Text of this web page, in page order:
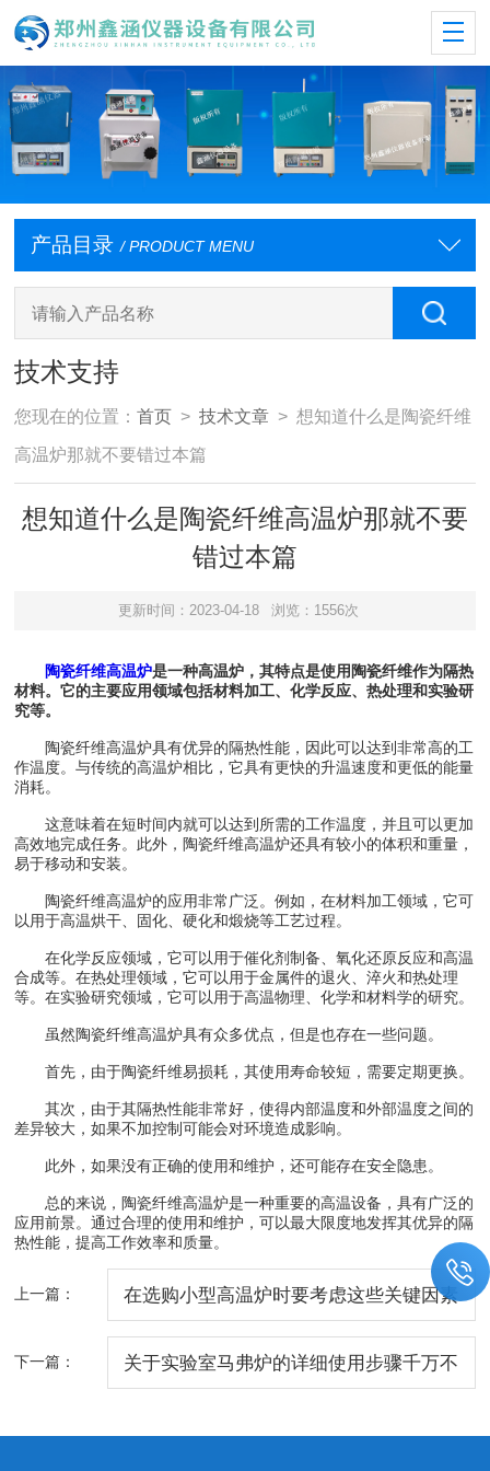
产品目录 / PRODUCT MENU
技术支持
您现在的位置：首页 >技术文章 > 想知道什么是陶瓷纤维
高温炉那就不要错过本篇
想知道什么是陶瓷纤维高温炉那就不要
错过本篇
更新时间：2023-04-18 浏览：1556次
陶瓷纤维高温炉是一种高温炉，其特点是使用陶瓷纤维作为隔热
材料。它的主要应用领域包括材料加工、化学反应、热处理和实验研
究等。
陶瓷纤维高温炉具有优异的隔热性能，因此可以达到非常高的工
作温度。与传统的高温炉相比，它具有更快的升温速度和更低的能量
消耗。
这意味着在短时间内就可以达到所需的工作温度，并且可以更加
高效地完成任务。此外，陶瓷纤维高温炉还具有较小的体积和重量，
易于移动和安装。
陶瓷纤维高温炉的应用非常广泛。例如，在材料加工领域，它可
以用于高温烘干、固化、硬化和煅烧等工艺过程。
在化学反应领域，它可以用于催化剂制备、氧化还原反应和高温
合成等。在热处理领域，它可以用于金属件的退火、淬火和热处理
等。在实验研究领域，它可以用于高温物理、化学和材料学的研究。
虽然陶瓷纤维高温炉具有众多优点，但是也存在一些问题。
首先，由于陶瓷纤维易损耗，其使用寿命较短，需要定期更换。
其次，由于其隔热性能非常好，使得内部温度和外部温度之间的
差异较大，如果不加控制可能会对环境造成影响。
此外，如果没有正确的使用和维护，还可能存在安全隐患。
总的来说，陶瓷纤维高温炉是一种重要的高温设备，具有广泛的
应用前景。通过合理的使用和维护，可以最大限度地发挥其优异的隔
热性能，提高工作效率和质量。
上一篇： 在选购小型高温炉时要考虑这些关键因素
下一篇： 关于实验室马弗炉的详细使用步骤千万不